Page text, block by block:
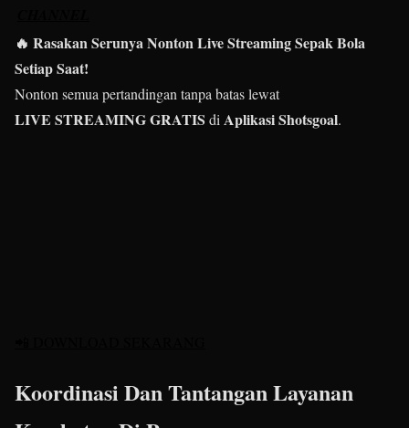
🔥 Rasakan Serunya Nonton Live Streaming Sepak Bola
Setiap Saat!
Nonton semua pertandingan tanpa batas lewat
LIVE STREAMING GRATIS di Aplikasi Shotsgoal.
Koordinasi Dan Tantangan Layanan